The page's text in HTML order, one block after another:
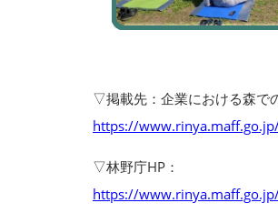
▽掲載先：企業における森で
https://
▽林野庁HP：
https://